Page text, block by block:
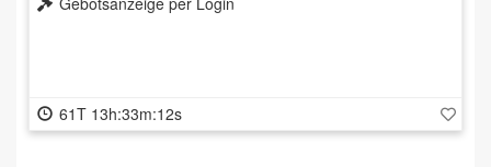
61T 13h:33m:11s